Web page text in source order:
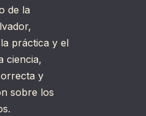
de la
práctica y el
ciencia,
y
sobre los